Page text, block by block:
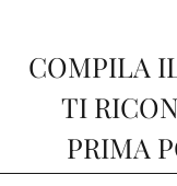
COMPILA
TI
PRIMA